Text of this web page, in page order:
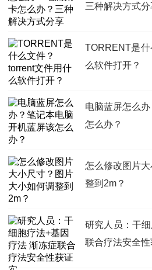
三种解决方式分
TORRENT是
么软件打开？
电脑蓝屏怎么
怎么办？
怎么修改图片
整到2m？
研究人员：干
联合疗法安全